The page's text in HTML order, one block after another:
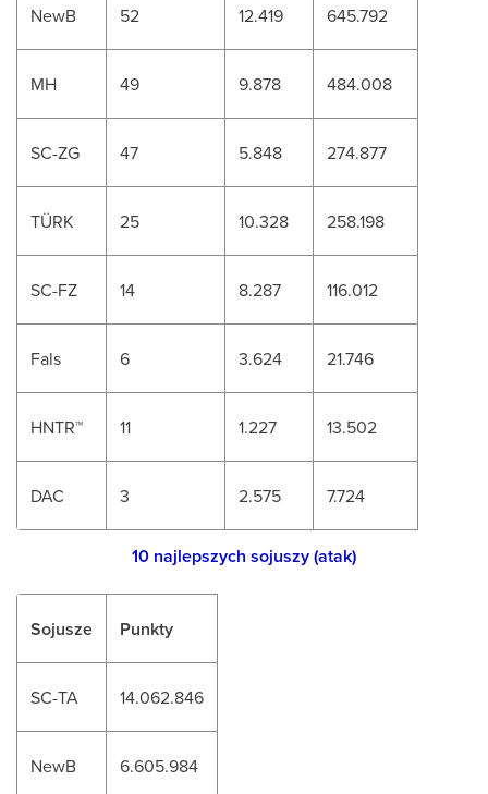
NewB 52 12.419 645.792
MH 49 9.878 484.008
SC-ZG 47 5.848 274.877
TÜRK 25 10.328 258.198
SC-FZ 14 8.287 116.012
Fals 6 3.624 21.746
HNTR™ 11 1.227 13.502
DAC 3 2.575 7.724
10 najlepszych sojuszy (atak)
Sojusze Punkty
SC-TA 14.062.846
NewB 6.605.984